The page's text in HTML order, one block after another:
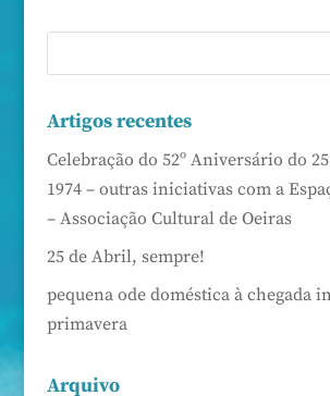
Artigos recentes
Celebração do 52º Aniversário do
1974 – outras iniciativas com a
– Associação Cultural de Oeiras
25 de Abril, sempre!
pequena ode doméstica à chegada
primavera
Arquivo